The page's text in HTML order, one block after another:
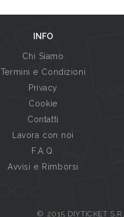
INFO
Chi Siamo
Termini e Condizioni
Privacy
Cookie
Contatti
Lavora con noi
F.A.Q.
Avvisi e Rimborsi
© 2015 DIYTICKET